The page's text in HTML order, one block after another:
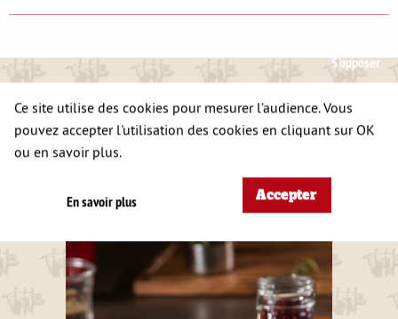
A DÉCOUVRIR
ÉGALEMENT
Ce site utilise des cookies pour mesurer l’audience. Vous
pouvez accepter l'utilisation des cookies en cliquant sur OK
ou en savoir plus.
En savoir plus Accepter
S'opposer